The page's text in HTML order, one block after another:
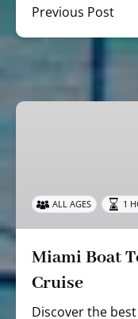
Previous Post
Miami
CruiseALL AGES 1
Miami Boat
Cruise
Discover the